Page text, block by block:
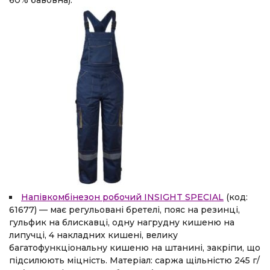
Напівкомбінезон робочий INSIGHT SPECIAL (код:
61677) — має регульовані бретелі, пояс на резинці,
гульфик на блискавці, одну нагрудну кишеню на
липучці, 4 накладних кишені, велику
багатофункціональну кишеню на штанині, закріпи, що
підсилюють міцність. Матеріал: саржа щільністю 245 г/